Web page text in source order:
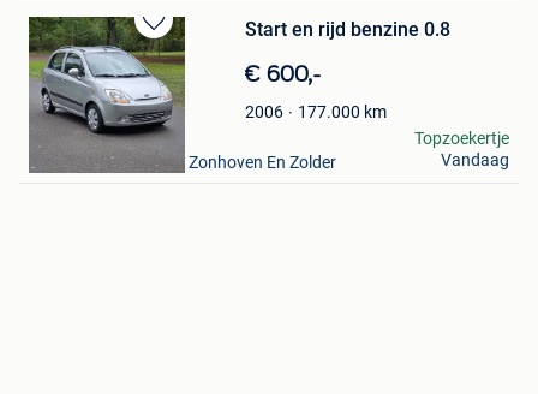
Bewaren
in
Mijn
Favorieten
Start en rijd benzine 0.8
€ 600,-
2006 177.000 km
Houthalen+ Deel Van Zonhoven En Zolder
Topzoekertje
Vandaag